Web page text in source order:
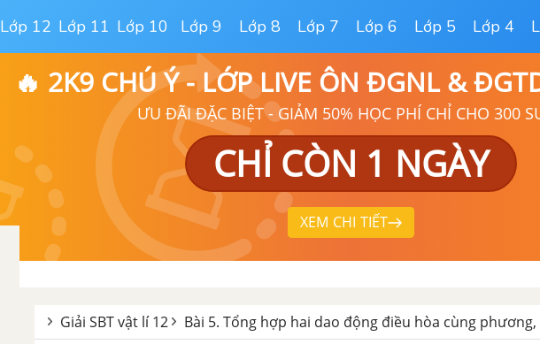
Lớp 12 Lớp 11 Lớp 10 Lớp 9 Lớp 8 Lớp 7 Lớp 6 Lớp 5 Lớp 4
🔥 2K9 CHÚ Ý - LỚP LIVE ÔN ĐGNL &
ƯU ĐÃI ĐẶC BIỆT - GIẢM 50% HỌC PHÍ CHỈ CHO 300
CHỈ CÒN 1 NGÀY
XEM CHI TIẾT
Giải SBT vật lí 12 Bài 5. Tổng hợp hai dao động điều hòa cùng phương,